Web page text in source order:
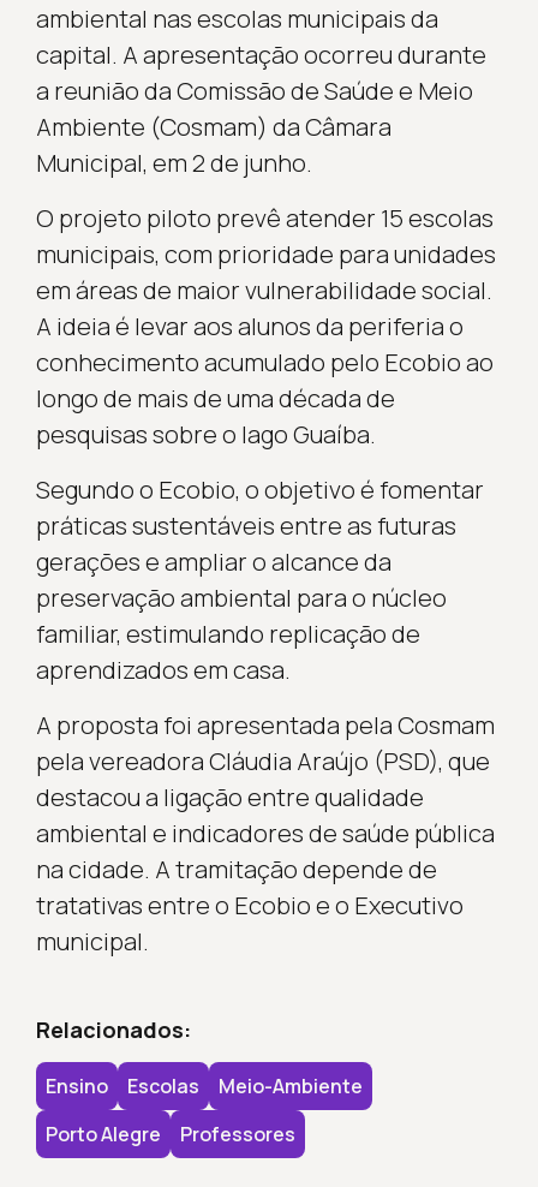
ambiental nas escolas municipais da
capital. A apresentação ocorreu durante
a reunião da Comissão de Saúde e Meio
Ambiente (Cosmam) da Câmara
Municipal, em 2 de junho.
O projeto piloto prevê atender 15 escolas
municipais, com prioridade para unidades
em áreas de maior vulnerabilidade social.
A ideia é levar aos alunos da periferia o
conhecimento acumulado pelo Ecobio ao
longo de mais de uma década de
pesquisas sobre o lago Guaíba.
Segundo o Ecobio, o objetivo é fomentar
práticas sustentáveis entre as futuras
gerações e ampliar o alcance da
preservação ambiental para o núcleo
familiar, estimulando replicação de
aprendizados em casa.
A proposta foi apresentada pela Cosmam
pela vereadora Cláudia Araújo (PSD), que
destacou a ligação entre qualidade
ambiental e indicadores de saúde pública
na cidade. A tramitação depende de
tratativas entre o Ecobio e o Executivo
municipal.
Relacionados:
Ensino Escolas
Meio-Ambiente
Porto Alegre
Professores